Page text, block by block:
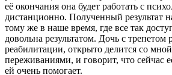
её окончания она будет работать с
дистанционно. Полученный результат
тому же в наше время, где все так
довольна результатом. Дочь с трепетом
реабилитации, открыто делится со
переживаниями, и говорит, что сейчас
ей очень помогает.